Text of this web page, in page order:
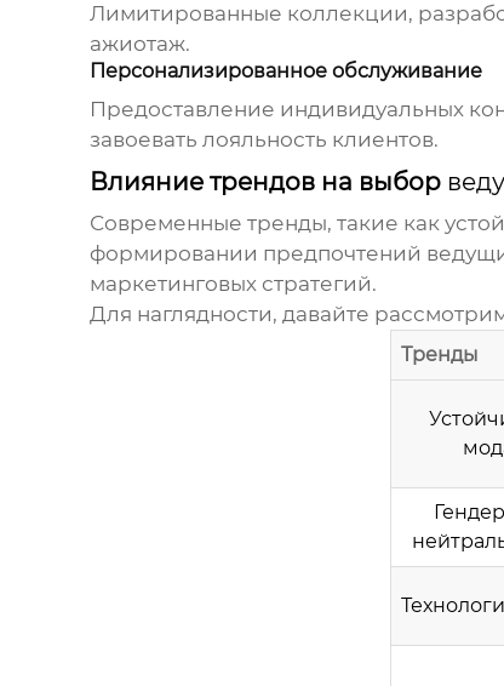
Лимитированные коллекции,
ажиотаж.
Персонализированное обслуживание
Предоставление индивидуальных
завоевать лояльность клиентов.
Влияние трендов на выбор
Современные тренды, такие как
формировании предпочтений
маркетинговых стратегий.
Для наглядности, давайте
Тренды